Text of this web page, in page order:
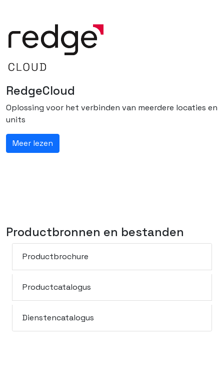
RedgeCloud
Oplossing voor het verbinden van meerdere locaties en
units
Meer lezen
Productbronnen en bestanden
Productbrochure
Productcatalogus
Dienstencatalogus